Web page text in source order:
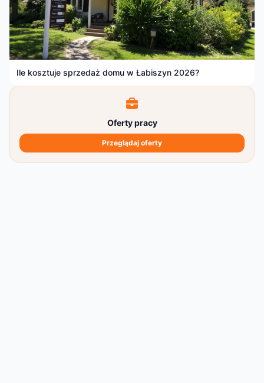
Ile kosztuje sprzedaż domu w Łabiszyn 2026?
Oferty pracy
Przeglądaj oferty